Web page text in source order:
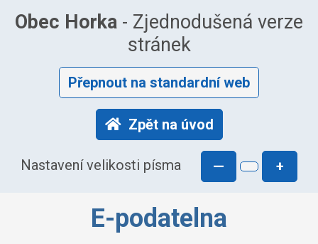
Obec Horka - Zjednodušená verze
stránek
Přepnout na standardní web
Zpět na úvod
Nastavení velikosti písma — +
E-podatelna